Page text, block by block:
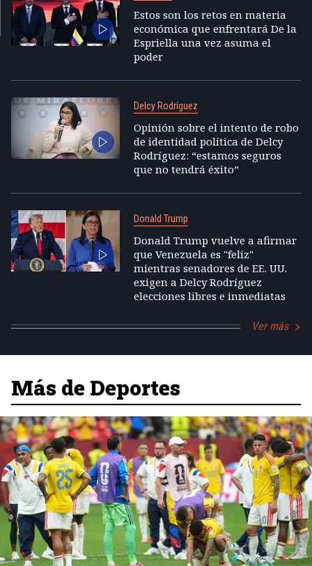
Estos son los retos en materia
económica que enfrentará De la
Espriella una vez asuma el
poder
Delcy Rodríguez
Opinión sobre el intento de robo
de identidad política de Delcy
Rodríguez: “estamos seguros
que no tendrá éxito”
Donald Trump
Donald Trump vuelve a afirmar
que Venezuela es "feliz"
mientras senadores de EE. UU.
exigen a Delcy Rodríguez
elecciones libres e inmediatas
Ver más
Más de Deportes